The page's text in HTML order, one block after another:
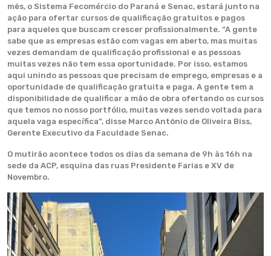
mês, o Sistema Fecomércio do Paraná e Senac, estará junto na
ação para ofertar cursos de qualificação gratuitos e pagos
para aqueles que buscam crescer profissionalmente. “A gente
sabe que as empresas estão com vagas em aberto, mas muitas
vezes demandam de qualificação profissional e as pessoas
muitas vezes não tem essa oportunidade. Por isso, estamos
aqui unindo as pessoas que precisam de emprego, empresas e a
oportunidade de qualificação gratuita e paga. A gente tem a
disponibilidade de qualificar a mão de obra ofertando os cursos
que temos no nosso portfólio, muitas vezes sendo voltada para
aquela vaga específica”, disse Marco Antônio de Oliveira Biss,
Gerente Executivo da Faculdade Senac.
O mutirão acontece todos os dias da semana de 9h às 16h na
sede da ACP, esquina das ruas Presidente Farias e XV de
Novembro.